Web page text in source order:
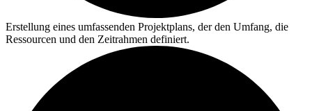
Erstellung eines umfassenden Projektplans, der den Umfang, die
Ressourcen und den Zeitrahmen definiert.